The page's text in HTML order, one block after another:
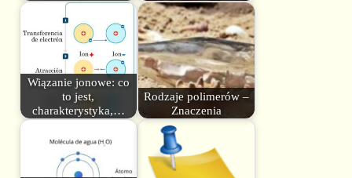
Wiązanie jonowe: co
to jest,
charakterystyka,…
Rodzaje polimerów –
Znaczenia